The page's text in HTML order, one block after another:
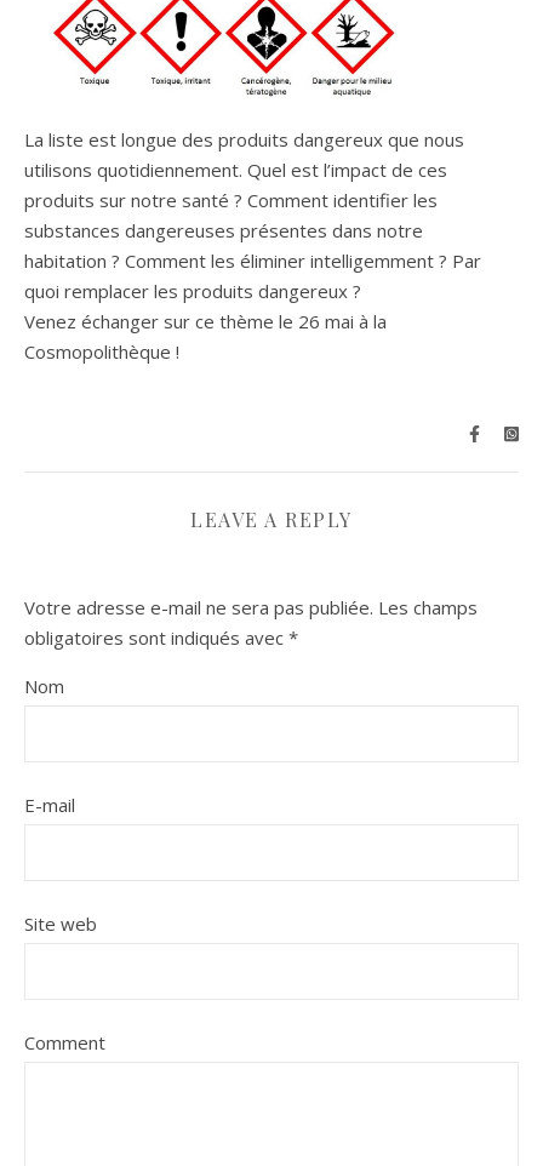
La liste est longue des produits dangereux que nous
utilisons quotidiennement. Quel est l’impact de ces
produits sur notre santé ? Comment identifier les
substances dangereuses présentes dans notre
habitation ? Comment les éliminer intelligemment ? Par
quoi remplacer les produits dangereux ?
Venez échanger sur ce thème le 26 mai à la
Cosmopolithèque !
LEAVE A REPLY
Votre adresse e-mail ne sera pas publiée. Les champs
obligatoires sont indiqués avec *
Nom
E-mail
Site web
Comment